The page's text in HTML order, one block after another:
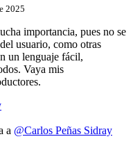
2025
importancia, pues no se
usuario, como otras
un lenguaje fácil,
Vaya mis
a @Carlos Peñas Sidray